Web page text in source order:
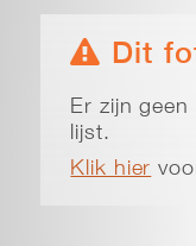
Dit
Er zijn
lijst.
Klik hier